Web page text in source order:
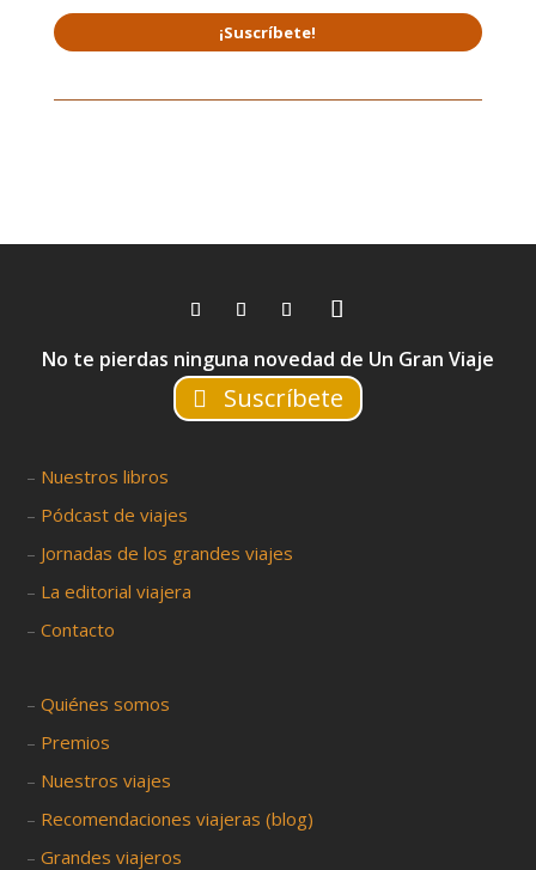
¡Suscríbete!
No te pierdas ninguna novedad de Un Gran Viaje
Suscríbete
– Nuestros libros
– Pódcast de viajes
– Jornadas de los grandes viajes
– La editorial viajera
–Contacto
–Quiénes somos
– Premios
– Nuestros viajes
– Recomendaciones viajeras (blog)
–Grandes viajeros